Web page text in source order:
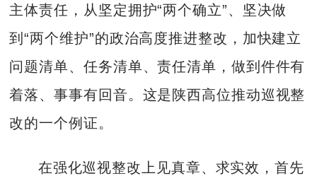
主体责任，从坚定拥护“两个确立”、坚决做
到“两个维护”的政治高度推进整改，加快建立
问题清单、任务清单、责任清单，做到件件有
着落、事事有回音。这是陕西高位推动巡视整
改的一个例证。
在强化巡视整改上见真章、求实效，首先